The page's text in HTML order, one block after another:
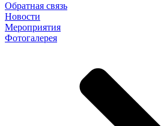
Обратная связь
Новости
Мероприятия
Фотогалерея